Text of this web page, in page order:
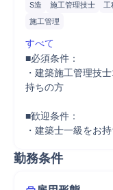
S造 施工管理技士 工
施工管理
すべて
■必須条件：
・建築施工管理技
持ちの方
■歓迎条件：
・建築士一級をお
勤務条件